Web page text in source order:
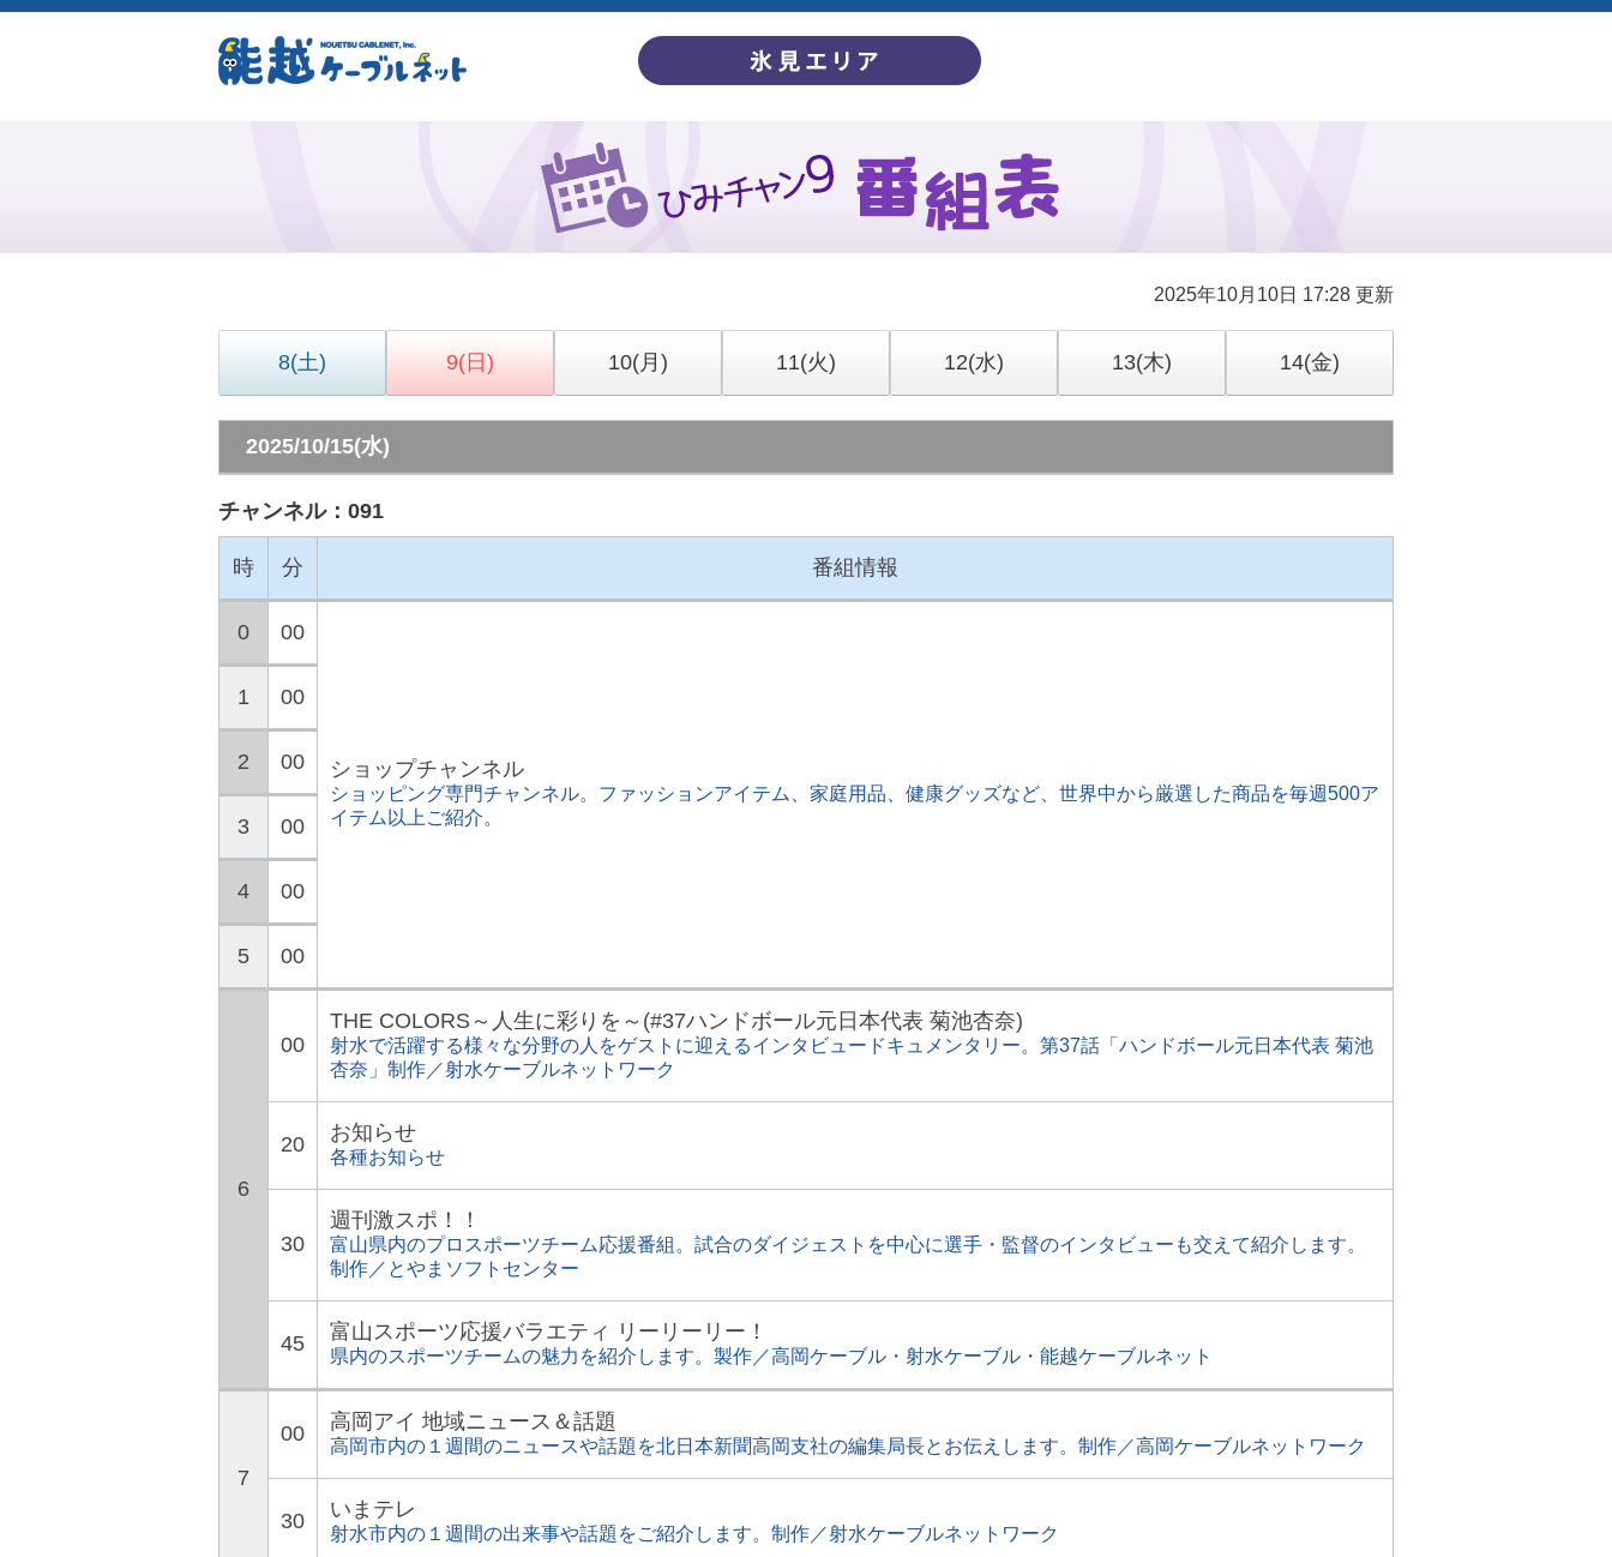
2025年10月10日 17:28 更新
8(土) 9(日) 10(月) 11(火) 12(水) 13(木) 14(金)
2025/10/15(水)
チャンネル：091
時 分 番組情報
0 00
ショップチャンネル
ショッピング専門チャンネル。ファッションアイテム、家庭用品、健康グッズなど、世界中から厳選した商品を毎週500ア
イテム以上ご紹介。
1 00
2 00
3 00
4 00
5 00
6
00
THE COLORS～人生に彩りを～(#37ハンドボール元日本代表 菊池杏奈)
射水で活躍する様々な分野の人をゲストに迎えるインタビュードキュメンタリー。第37話「ハンドボール元日本代表 菊池
杏奈」制作／射水ケーブルネットワーク
20 お知らせ
各種お知らせ
30
週刊激スポ！！
富山県内のプロスポーツチーム応援番組。試合のダイジェストを中心に選手・監督のインタビューも交えて紹介します。
制作／とやまソフトセンター
45 富山スポーツ応援バラエティ リーリーリー！
県内のスポーツチームの魅力を紹介します。製作／高岡ケーブル・射水ケーブル・能越ケーブルネット
7
00 高岡アイ 地域ニュース＆話題
高岡市内の１週間のニュースや話題を北日本新聞高岡支社の編集局長とお伝えします。制作／高岡ケーブルネットワーク
30 いまテレ
射水市内の１週間の出来事や話題をご紹介します。制作／射水ケーブルネットワーク